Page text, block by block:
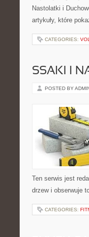
Nastolatki i
artykuły, które
CATEGORIES:
SSAKI I
POSTED BY
Ten serwis jest
drzew i obserwuje
CATEGORIES: